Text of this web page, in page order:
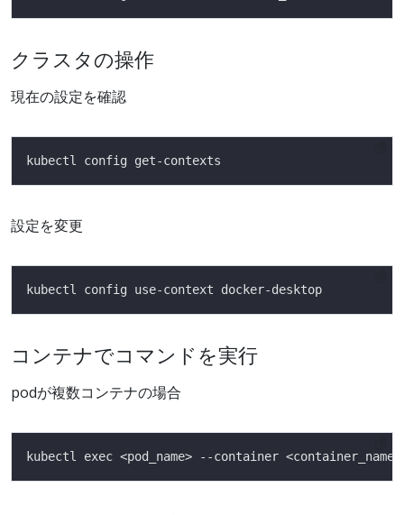
クラスタの操作
現在の設定を確認
設定を変更
コンテナでコマンドを実行
podが複数コンテナの場合